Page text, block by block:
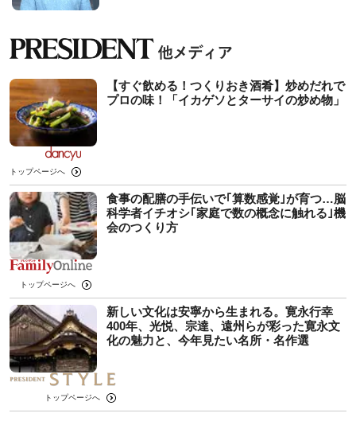
【すぐ飲める！つくりおき酒肴】炒めだれで
プロの味！「イカゲソとターサイの炒め物」
トップページへ
食事の配膳の手伝いで｢算数感覚｣が育つ…脳
科学者イチオシ｢家庭で数の概念に触れる｣機
会のつくり方
トップページへ
新しい文化は安寧から生まれる。寛永行幸
400年、光悦、宗達、遠州らが彩った寛永文
化の魅力と、今年見たい名所・名作選
トップページへ